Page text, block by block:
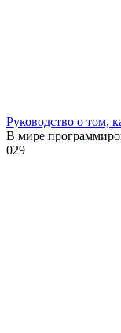
Руководство о том,
В мире
029